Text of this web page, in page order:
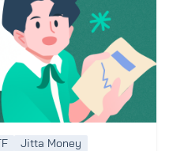
Jitta Money